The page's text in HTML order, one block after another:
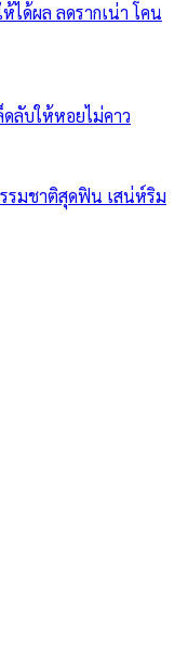
ได้ผล ลดรากเน่า โคน
ลับให้หอยไม่คาว
รมชาติสุดฟิน เสน่ห์ริม